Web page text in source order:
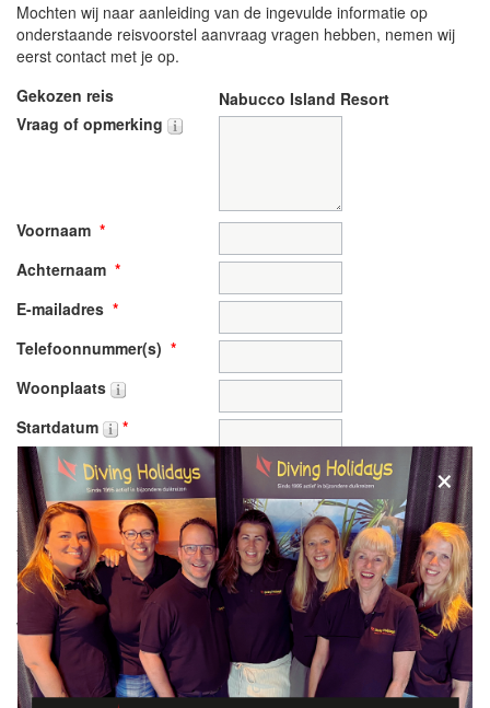
Mochten wij naar aanleiding van de ingevulde informatie op
onderstaande reisvoorstel aanvraag vragen hebben, nemen wij
eerst contact met je op.
Gekozen reis
Nabucco Island Resort
Vraag of opmerking
Voornaam *
Achternaam *
E-mailadres *
Telefoonnummer(s) *
Woonplaats
Startdatum
*
Retourdatum
*
Aantal deelnemers*
Aantal duikers*
Gewenste reisduur in
nachten
*
Welk land
*
Malta/Gozo
Egypte
Egypte - Liveaboard
×